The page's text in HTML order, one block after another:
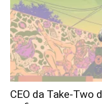
CEO da Take-Two